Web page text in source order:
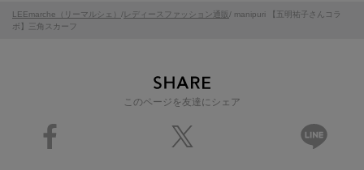
このページを友達にシェア
LEEmarche（リーマルシェ） / レディースファッション通販/ manipuri 【五明祐子さんコラ
ボ】三角スカーフ